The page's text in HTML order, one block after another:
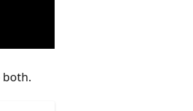
both.